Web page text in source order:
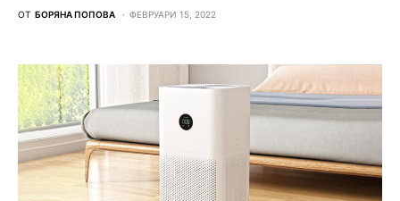
ОТ БОРЯНА ПОПОВА ФЕВРУАРИ 15, 2022